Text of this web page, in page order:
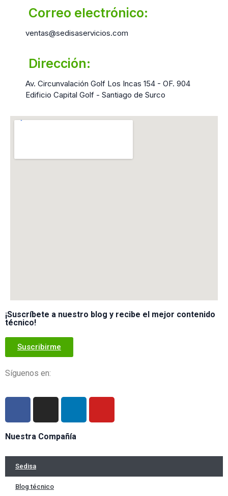
Correo electrónico:
ventas@sedisaservicios.com
Dirección:
Av. Circunvalación Golf Los Incas 154 - OF. 904
Edificio Capital Golf - Santiago de Surco
¡Suscríbete a nuestro blog y recibe el mejor contenido
técnico!
Suscribirme
Síguenos en:
Nuestra Compañía
Sedisa
Blog técnico